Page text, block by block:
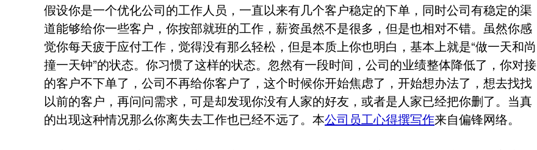
假设你是一个优化公司的工作人员，一直以来有几个客户稳定的下单，同时公司有稳定的渠
道能够给你一些客户，你按部就班的工作，薪资虽然不是很多，但是也相对不错。虽然你感
觉你每天疲于应付工作，觉得没有那么轻松，但是本质上你也明白，基本上就是“做一天和尚
撞一天钟”的状态。你习惯了这样的状态。忽然有一段时间，公司的业绩整体降低了，你对接
的客户不下单了，公司不再给你客户了，这个时候你开始焦虑了，开始想办法了，想去找找
以前的客户，再问问需求，可是却发现你没有人家的好友，或者是人家已经把你删了。当真
的出现这种情况那么你离失去工作也已经不远了。本公司员工心得撰写作来自偏锋网络。